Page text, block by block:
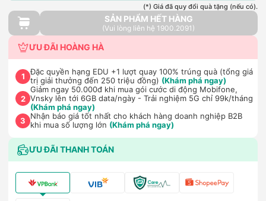
(*) Giá đã quy đổi quà tặng (nếu có).
SẢN PHẨM HẾT HÀNG
(Vui lòng liên hệ 1900.2091)
ƯU ĐÃI HOÀNG HÀ
1
Đặc quyền hạng EDU +1 lượt quay 100% trúng quà (tổng giá
trị giải thưởng đến 250 triệu đồng) (Khám phá ngay)
2
Giảm ngay 50.000đ khi mua gói cước di động Mobifone,
Vnsky lên tới 6GB data/ngày - Trải nghiệm 5G chỉ 99k/tháng
(Khám phá ngay)
3
Nhận báo giá tốt nhất cho khách hàng doanh nghiệp B2B
khi mua số lượng lớn (Khám phá ngay)
ƯU ĐÃI THANH TOÁN